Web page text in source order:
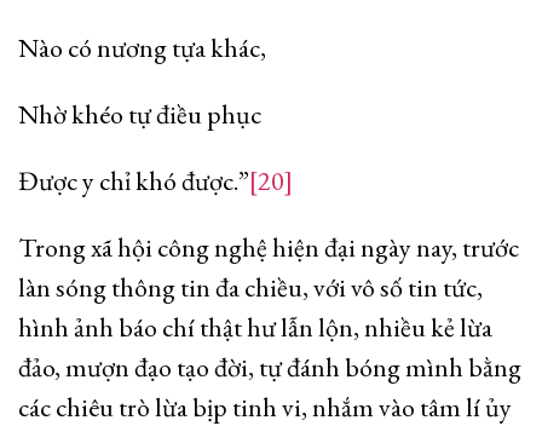
Nào có nương tựa khác,
Nhờ khéo tự điều phục
Được y chỉ khó được.”[20]
Trong xã hội công nghệ hiện đại ngày nay, trước
làn sóng thông tin đa chiều, với vô số tin tức,
hình ảnh báo chí thật hư lẫn lộn, nhiều kẻ lừa
đảo, mượn đạo tạo đời, tự đánh bóng mình bằng
các chiêu trò lừa bịp tinh vi, nhắm vào tâm lí ủy